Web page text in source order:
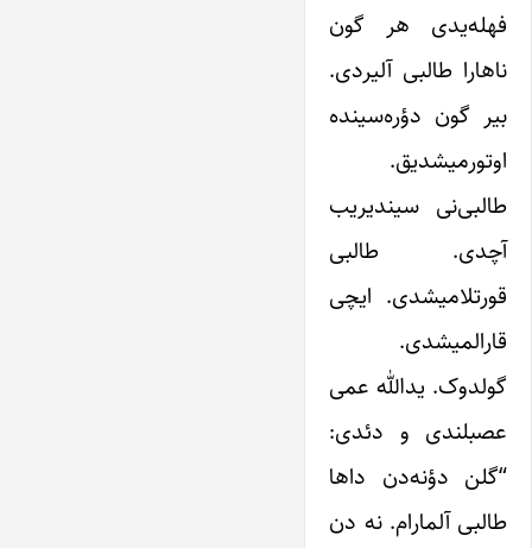
فهله‌یدی هر گون
ناهارا طالبی آلیردی.
بیر گون دؤره‌سینده
اوتورمیشدیق.
طالبی‌نی سیندیریب
آچدی. طالبی
قورتلامیشدی. ایچی
قارالمیشدی.
گولدوک. یدالله عمی
عصبلندی و دئدی:
“گلن دؤنه‌دن داها
طالبی آلمارام. نه دن